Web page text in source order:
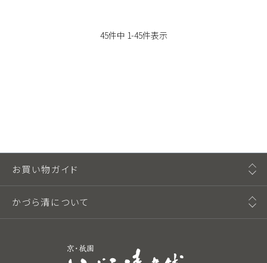
45件中 1-45件表示
お買い物ガイド
かづら清について